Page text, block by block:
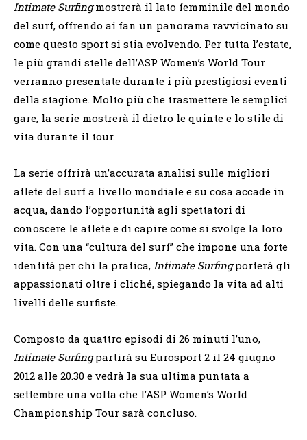
Intimate Surfingmostrerà il lato femminile del mondo
del surf, offrendo ai fan un panorama ravvicinato su
come questo sport si stia evolvendo. Per tutta l’estate,
le più grandi stelle dell’ASP Women’s World Tour
verranno presentate durante i più prestigiosi eventi
della stagione. Molto più che trasmettere le semplici
gare, la serie mostrerà il dietro le quinte e lo stile di
vita durante il tour.
La serie offrirà un’accurata analisi sulle migliori
atlete del surf a livello mondiale e su cosa accade in
acqua, dando l’opportunità agli spettatori di
conoscere le atlete e di capire come si svolge la loro
vita. Con una “cultura del surf” che impone una forte
identità per chi la pratica, Intimate Surfingporterà gli
appassionati oltre i cliché, spiegando la vita ad alti
livelli delle surfiste.
Composto da quattro episodi di 26 minuti l’uno,
Intimate Surfingpartirà su Eurosport 2 il 24 giugno
2012 alle 20.30 e vedrà la sua ultima puntata a
settembre una volta che l’ASP Women’s World
Championship Tour sarà concluso.